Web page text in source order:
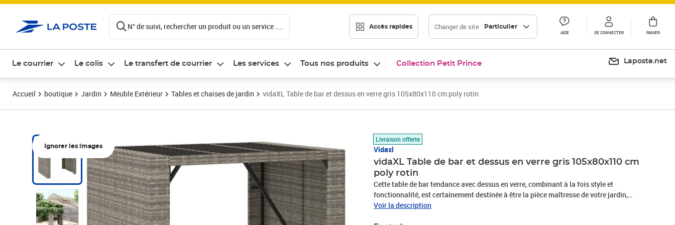
N° de suivi, rechercher un produit ou un service .... Accès rapides Changer de site : Particulier
AIDE SE CONNECTER PANIER
Le courrier Le colis Le transfert de courrier Les services Tous nos produits Collection Petit Prince Laposte.net
Accueil boutique Jardin Meuble Extérieur Tables et chaises de jardin vidaXL Table de bar et dessus en verre gris 105x80x110 cm poly rotin
Ignorer les images
Livraison offerte
Vidaxl
vidaXL Table de bar et dessus en verre gris 105x80x110 cm
poly rotin
Cette table de bar tendance avec dessus en verre, combinant à la fois style et
fonctionnalité, est certainement destinée à être la pièce maîtresse de votre jardin,
patio et de tout autre espace de vie. Matériau résistant aux intempéries : la résine
Voir la description
Prix 192,89€